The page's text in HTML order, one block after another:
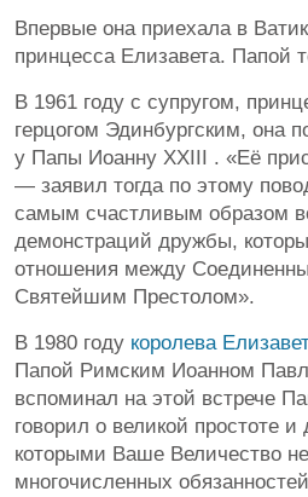
Впервые она приехала в
принцесса Елизавета. Папой
В 1961 году с супругом,
герцогом Эдинбургским, она
у Папы Иоанну XXIII . «Её
— заявил тогда по этому
самым счастливым образом
демонстраций дружбы,
отношения между
Святейшим Престолом».
В 1980 году королева
Папой Римским Иоанном
вспоминал на этой встрече
говорил о великой простоте и
которыми Ваше Величество
многочисленных